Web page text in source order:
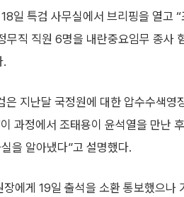
일 특검 사무실에서 브리핑을 열고
무직 직원 6명을 내란중요임무 종사
.
은 지난달 국정원에 대한 압수수색영
과정에서 조태용이 윤석열을 만난
을 알아냈다”고 설명했다.
장에게 19일 출석을 소환 통보했으